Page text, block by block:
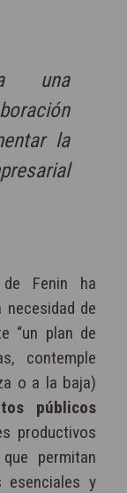
una
la
Fenin ha
de
“un plan de
contemple
o a la baja)
públicos
productivos
permitan
esenciales y